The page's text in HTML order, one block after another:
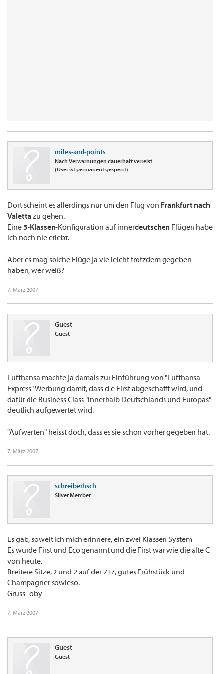
miles-and-points
Nach Verwarnungen dauerhaft verreist
(User ist permanent gesperrt)
Dort scheint es allerdings nur um den Flug von Frankfurt nach
Valettazu gehen.
Eine3-Klassen-Konfiguration auf innerdeutschen Flügen habe
ich noch nie erlebt.
Aber es mag solche Flüge ja vielleicht trotzdem gegeben
haben, wer weiß?
7. März 2007
Guest
Guest
Lufthansa machte ja damals zur Einführung von "Lufthansa
Express" Werbung damit, dass die First abgeschafft wird, und
dafür die Business Class "innerhalb Deutschlands und Europas"
deutlich aufgewertet wird.
"Aufwerten" heisst doch, dass es sie schon vorher gegeben hat.
7. März 2007
schreiberhsch
Silver Member
Es gab, soweit ich mich erinnere, ein zwei Klassen System.
Es wurde First und Eco genannt und die First war wie die alte C
von heute.
Breitere Sitze, 2 und 2 auf der 737, gutes Frühstück und
Champagner sowieso.
Gruss Toby
7. März 2007
Guest
Guest